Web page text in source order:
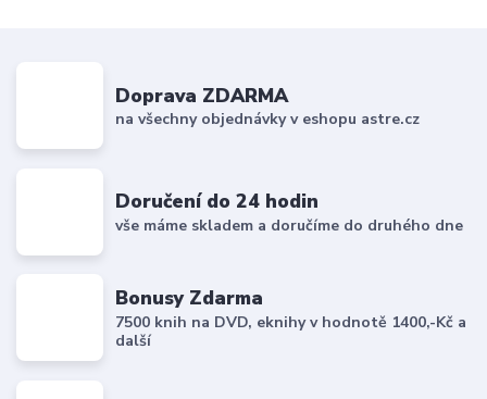
Doprava ZDARMA
na všechny objednávky v eshopu astre.cz
Doručení do 24 hodin
vše máme skladem a doručíme do druhého dne
Bonusy Zdarma
7500 knih na DVD, eknihy v hodnotě 1400,-Kč a
další